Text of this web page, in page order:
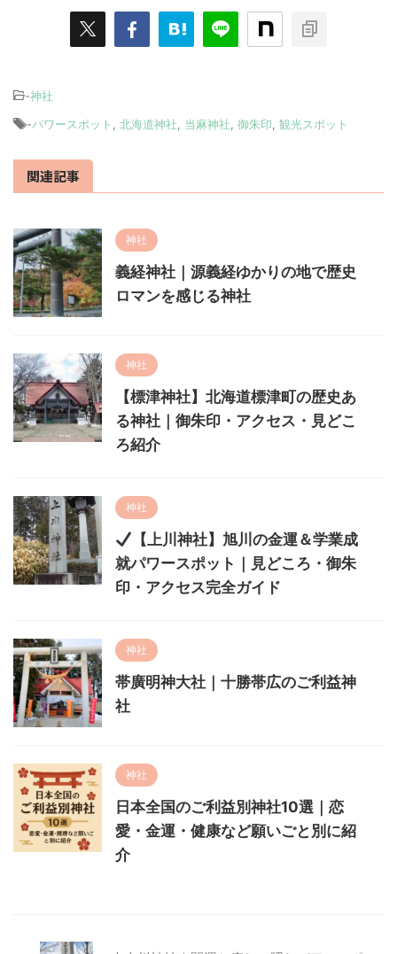
-神社
-パワースポット , 北海道神社, 当麻神社, 御朱印, 観光スポット
関連記事
神社
義経神社｜源義経ゆかりの地で歴史
ロマンを感じる神社
神社
【標津神社】北海道標津町の歴史あ
る神社｜御朱印・アクセス・見どこ
ろ紹介
神社
【上川神社】旭川の金運＆学業成
就パワースポット｜見どころ・御朱
印・アクセス完全ガイド
神社
帯廣明神大社｜十勝帯広のご利益神
社
神社
日本全国のご利益別神社10選｜恋
愛・金運・健康など願いごと別に紹
介